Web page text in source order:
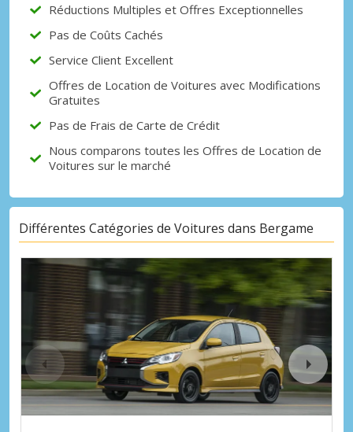
Réductions Multiples et Offres Exceptionnelles
Pas de Coûts Cachés
Service Client Excellent
Offres de Location de Voitures avec Modifications
Gratuites
Pas de Frais de Carte de Crédit
Nous comparons toutes les Offres de Location de
Voitures sur le marché
Différentes Catégories de Voitures dans Bergame